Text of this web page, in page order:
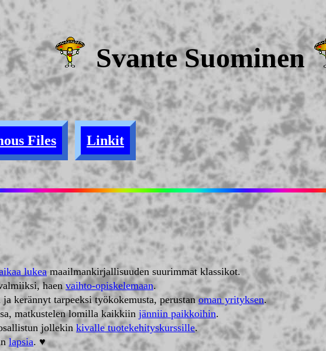
Svante Suominen
Files Linkit
lukeamaailmankirjallisuuden suurimmat klassikot.
haen vaihto-opiskelemaan.
kerännyt tarpeeksi työkokemusta, perustanoman yrityksen.
matkustelen lomilla kaikkiin jänniin paikkoihin.
jollekin kivalle tuotekehityskurssille.
lapsia. ♥